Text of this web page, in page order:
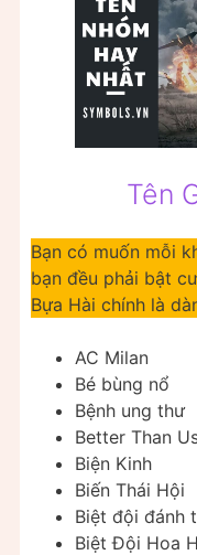
Tên
Bạn có muốn mỗi
bạn đều phải bật
Bựa Hài chính là
AC Milan
Bé bùng nổ
Bệnh ung thư
Better Than
Biện Kinh
Biến Thái Hội
Biệt đội đánh
Biệt Đội Hoa